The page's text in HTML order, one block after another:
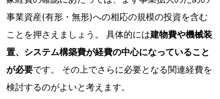
事業資産(有形・無形)への相応の規模の投資を含む
ことを押さえましょう。 具体的には建物費や機械装
置、システム構築費が経費の中心になっていること
が必要です。 その上でさらに必要となる関連経費を
検討するのがよいと考えます。